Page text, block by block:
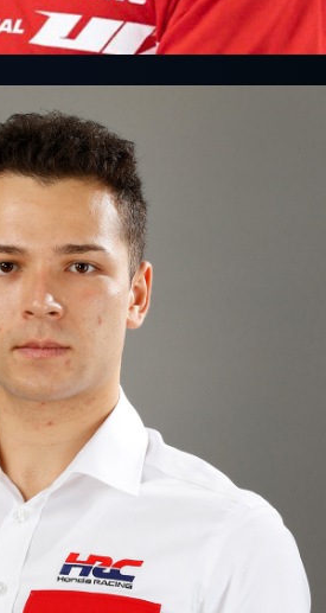
ポンサーに関するお問い合